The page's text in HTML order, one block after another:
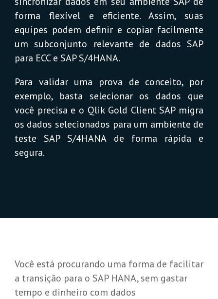
forma flexível e eficiente. Assim, suas
equipes podem definir e copiar facilmente
um subconjunto relevante de dados SAP
para ECC e SAP S/4HANA.
Para validar uma prova de conceito, por
exemplo, basta selecionar os dados que
você precisa e o Qlik Gold Client SAP migra
os dados selecionados para um ambiente de
teste SAP S/4HANA de forma rápida e
segura.
Você está procurando uma forma de facilitar
a transição para o SAP HANA, sem gastar
tempo e dinheiro com dados